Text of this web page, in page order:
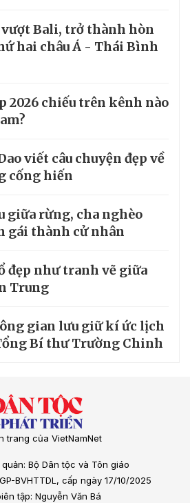
vượt Bali, trở thành hòn
hai châu Á - Thái Bình
2026 chiếu trên kênh nào
viết câu chuyện đẹp về
cống hiến
giữa rừng, cha nghèo
gái thành cử nhân
đẹp như tranh vẽ giữa
Trung
gian lưu giữ kí ức lịch
Bí thư Trường Chinh
trang của VietNamNet
Bộ Dân tộc và Tôn giáo
BVHTTDL, cấp ngày 17/10/2025
tập: Nguyễn Văn Bá